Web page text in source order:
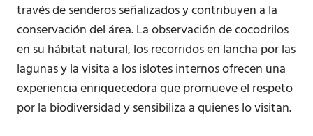
través de senderos señalizados y contribuyen a la
conservación del área. La observación de cocodrilos
en su hábitat natural, los recorridos en lancha por las
lagunas y la visita a los islotes internos ofrecen una
experiencia enriquecedora que promueve el respeto
por la biodiversidad y sensibiliza a quienes lo visitan.